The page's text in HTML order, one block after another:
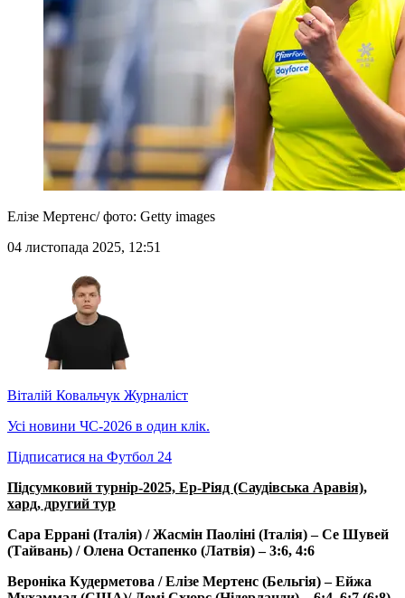
Елізе Мертенс/ фото: Getty images
04 листопада 2025, 12:51
Віталій Ковальчук Журналіст
Усі новини ЧС-2026 в один клік.
Підписатися на Футбол 24
Підсумковий турнір-2025, Ер-Ріяд (Саудівська Аравія),
хард, другий тур
Сара Еррані (Італія) / Жасмін Паоліні (Італія) – Се Шувей
(Тайвань) / Олена Остапенко (Латвія) – 3:6, 4:6
Вероніка Кудерметова / Елізе Мертенс (Бельгія) – Ейжа